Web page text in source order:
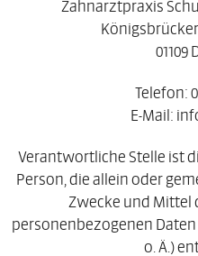
Zahnarztpraxis
01109
Telefon:
E-Mail:
Verantwortliche Stelle ist
Person, die allein oder
Zwecke und Mittel
personenbezogenen Daten
o. Ä.)